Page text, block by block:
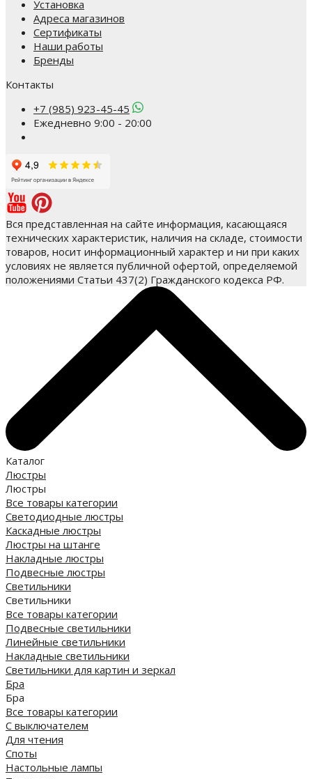
Установка
Адреса магазинов
Сертификаты
Наши работы
Бренды
Контакты
+7 (985) 923-45-45
Ежедневно 9:00 - 20:00
Вся представленная на сайте информация, касающаяся
технических характеристик, наличия на складе, стоимости
товаров, носит информационный характер и ни при каких
условиях не является публичной офертой, определяемой
положениями Статьи 437(2) Гражданского кодекса РФ.
Каталог
Люстры
Люстры
Все товары категории
Светодиодные люстры
Каскадные люстры
Люстры на штанге
Накладные люстры
Подвесные люстры
Светильники
Светильники
Все товары категории
Подвесные светильники
Линейные светильники
Накладные светильники
Светильники для картин и зеркал
Бра
Бра
Все товары категории
С выключателем
Для чтения
Споты
Настольные лампы